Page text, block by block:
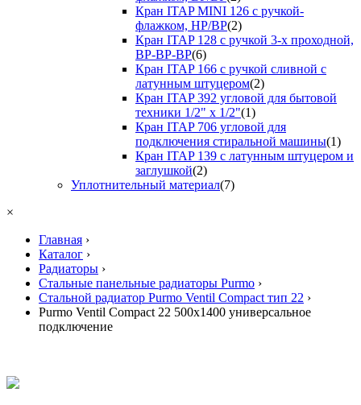
Кран ITAP MINI 126 с ручкой-
флажком, НР/ВР(2)
Кран ITAP 128 с ручкой 3-х проходной,
ВР-ВР-ВР(6)
Кран ITAP 166 с ручкой сливной с
латунным штуцером(2)
Кран ITAP 392 угловой для бытовой
техники 1/2" х 1/2"(1)
Кран ITAP 706 угловой для
подключения стиральной машины(1)
Кран ITAP 139 с латунным штуцером и
заглушкой(2)
Уплотнительный материал(7)
×
Главная ›
Каталог ›
Радиаторы ›
Стальные панельные радиаторы Purmo ›
Стальной радиатор Purmo Ventil Compact тип 22 ›
Purmo Ventil Compact 22 500х1400 универсальное
подключение